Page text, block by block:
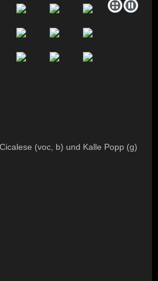
(voc, b) und Kalle Popp (g)